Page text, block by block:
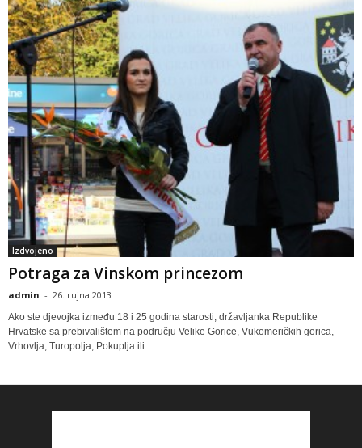
Izdvojeno
Potraga za Vinskom princezom
admin - 26. rujna 2013
Ako ste djevojka između 18 i 25 godina starosti, državljanka Republike
Hrvatske sa prebivalištem na području Velike Gorice, Vukomeričkih gorica,
Vrhovlja, Turopolja, Pokuplja ili...